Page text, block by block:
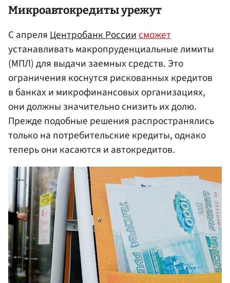
Микроавтокредиты урежут
С апреляЦентробанк Россиисможет
устанавливать макропруденциальные лимиты
(МПЛ) для выдачи заемных средств. Это
ограничения коснутся рискованных кредитов
в банках и микрофинансовых организациях,
они должны значительно снизить их долю.
Прежде подобные решения распространялись
только на потребительские кредиты, однако
теперь они касаются и автокредитов.